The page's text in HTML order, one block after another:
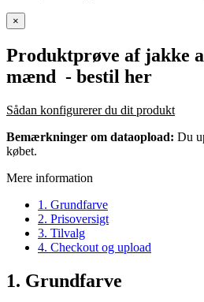
×
Produktprøve af jakke
mænd - bestil her
Sådan konfigurerer du dit produkt
Bemærkninger om dataopload: Du
købet.
Mere information
1. Grundfarve
2. Prisoversigt
3. Tilvalg
4. Checkout og upload
1. Grundfarve